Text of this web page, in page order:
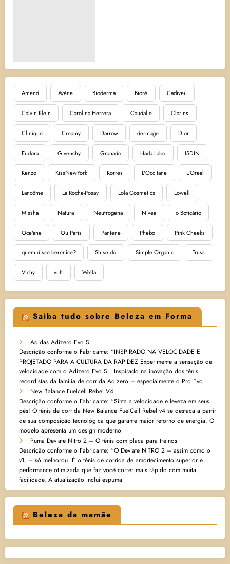
Amend Avène Bioderma Bioré Cadiveu
Calvin Klein Carolina Herrera Caudalie Clarins
Clinique Creamy Darrow dermage Dior
Eudora Givenchy Granado Hada Labo ISDIN
Kenzo KissNewYork Korres L'Occitane L'Oreal
Lancôme La Roche-Posay Lola Cosmetics Lowell
Missha Natura Neutrogena Nívea o Boticário
Oce'ane OuiParis Pantene Phebo Pink Cheeks
quem disse berenice? Shiseido Simple Organic Truss
Vichy vult Wella
Saiba tudo sobre Beleza em Forma
Adidas Adizero Evo SL
Descrição conforme o Fabricante: “INSPIRADO NA VELOCIDADE E
PROJETADO PARA A CULTURA DA RAPIDEZ Experimente a sensação de
velocidade com o Adizero Evo SL. Inspirado na inovação dos tênis
recordistas da família de corrida Adizero – especialmente o Pro Evo
New Balance Fuelcell Rebel V4
Descrição conforme o Fabricante: “Sinta a velocidade e leveza em seus
pés! O tênis de corrida New Balance FuelCell Rebel v4 se destaca a partir
de sua composição tecnológica que garante maior retorno de energia. O
modelo apresenta um design moderno
Puma Deviate Nitro 2 – O tênis com placa para treinos
Descrição conforme o Fabricante: “O Deviate NITRO 2 – assim como o
v1, – só melhorou. É o tênis de corrida de amortecimento superior e
performance otimizada que faz você correr mais rápido com muita
facilidade. A atualização inclui espuma
Beleza da mamãe